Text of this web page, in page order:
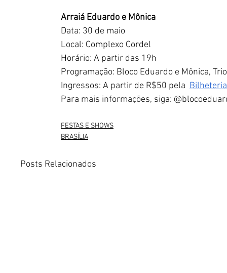
Arraiá Eduardo e Mônica
Data: 30 de maio
Local: Complexo Cordel
Horário: A partir das 19h
Programação: Bloco Eduardo e Mônica,
Ingressos: A partir de R$50 pela
Para mais informações, siga:
FESTAS E SHOWS
BRASÍLIA
Posts Relacionados